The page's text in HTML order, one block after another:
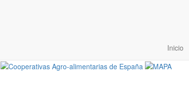
Inicio
leguminosas-palencia-2016
palencia-2016